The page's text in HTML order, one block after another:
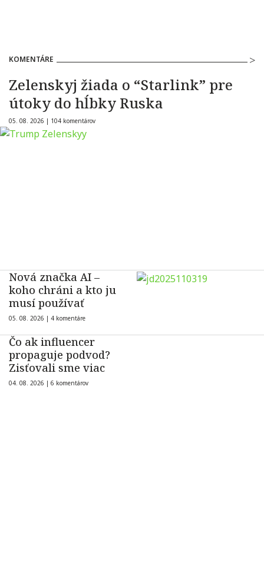
KOMENTÁRE
Zelenskyj žiada o “Starlink” pre
útoky do hĺbky Ruska
05. 08. 2026 | 104 komentárov
Nová značka AI –
koho chráni a kto ju
musí používať
05. 08. 2026 | 4 komentáre
Čo ak influencer
propaguje podvod?
Zisťovali sme viac
04. 08. 2026 | 6 komentárov